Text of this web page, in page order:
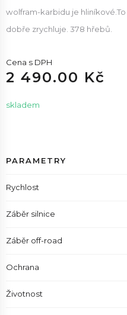
wolfram-karbidu je hliníkové.To
dobře zrychluje. 378 hřebů.
Cena s DPH
2 490.00 Kč
skladem
PARAMETRY
Rychlost
Záběr silnice
Záběr off-road
Ochrana
Životnost